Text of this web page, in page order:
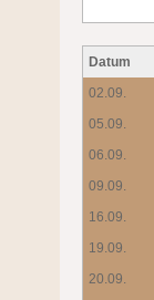
Datum
02.09.
05.09.
06.09.
09.09.
16.09.
19.09.
20.09.